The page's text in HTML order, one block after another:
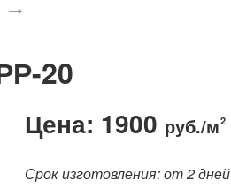
20
Цена: 1900 руб./м2
Срок изготовления: от 2 дней